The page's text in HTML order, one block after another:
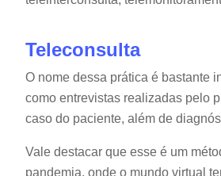
Teleconsulta
O nome dessa prática é bastante
como entrevistas realizadas pelo
caso do paciente, além de
Vale destacar que esse é um
pandemia, onde o mundo virtual